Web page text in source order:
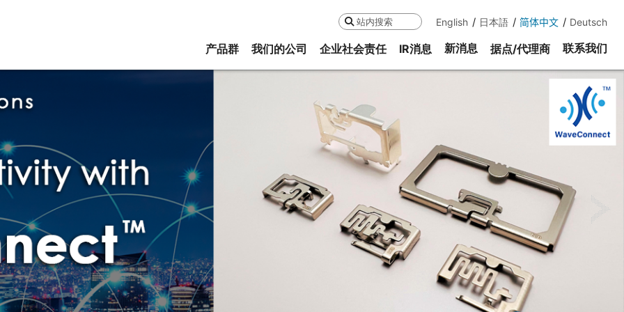
搜索 English 日本語 简体中文 Deutsch
产品群 我们的公司 企业社会责任 IR消息 新消息 据点/代理商 联系我们